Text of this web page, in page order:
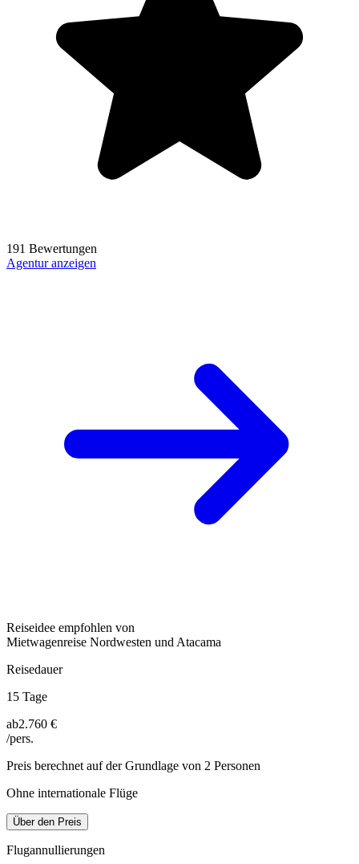
191 Bewertungen
Agentur anzeigen
Reiseidee empfohlen von
Mietwagenreise Nordwesten und Atacama
Reisedauer
15 Tage
ab2.760 €
/pers.
Preis berechnet auf der Grundlage von 2 Personen
Ohne internationale Flüge
Über den Preis
Flugannullierungen